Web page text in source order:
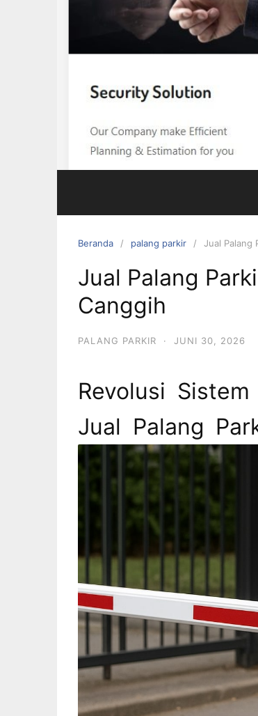
Beranda palang parkir Jual Palang
Jual Palang
Canggih
PALANG PARKIR · JUNI 30, 2026
Revolusi
Jual Palang